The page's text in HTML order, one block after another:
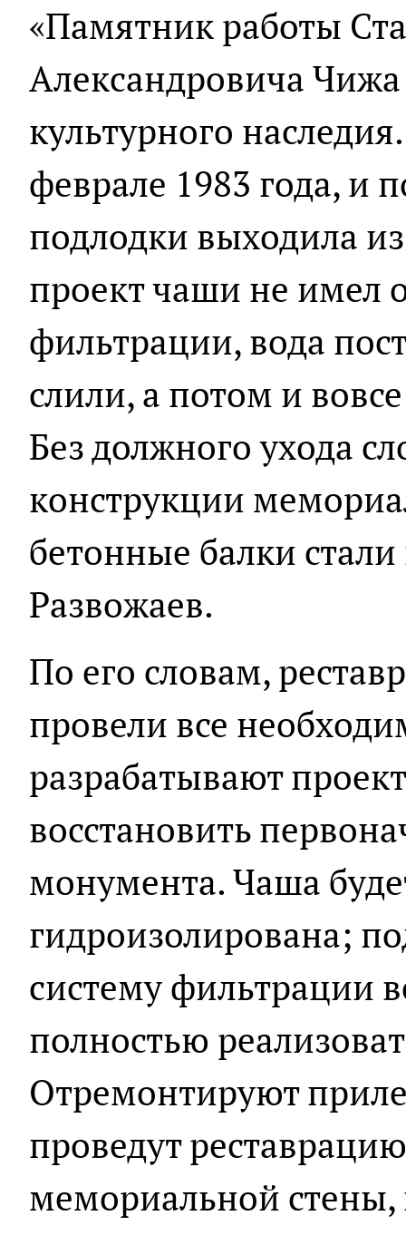
«Памятник работы
Александровича
культурного
феврале 1983 года, и
подлодки выходила
проект чаши не имел
фильтрации, вода
слили, а потом и
Без должного ухода
конструкции
бетонные балки
Развожаев.
По его словам,
провели все
разрабатывают
восстановить
монумента. Чаша
гидроизолирована;
систему фильтрации
полностью
Отремонтируют
проведут
мемориальной стены,